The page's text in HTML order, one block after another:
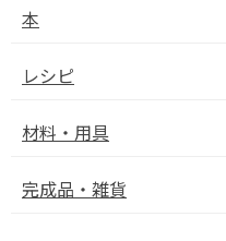
本
レシピ
材料・用具
完成品・雑貨